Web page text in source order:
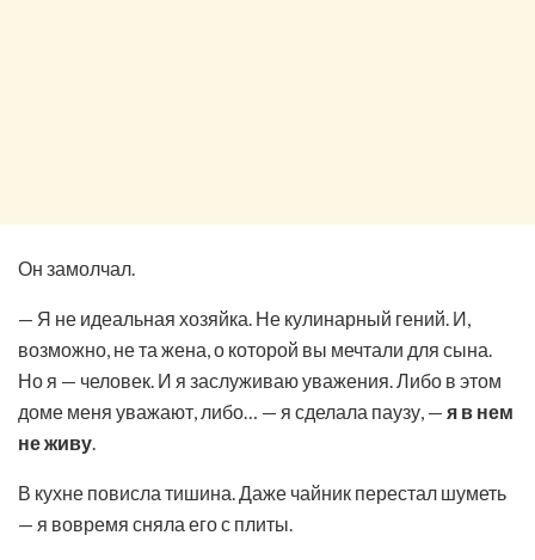
Он замолчал.
— Я не идеальная хозяйка. Не кулинарный гений. И,
возможно, не та жена, о которой вы мечтали для сына.
Но я — человек. И я заслуживаю уважения. Либо в этом
доме меня уважают, либо… — я сделала паузу, — я в нем
не живу
В кухне повисла тишина. Даже чайник перестал шуметь
— я вовремя сняла его с плиты.